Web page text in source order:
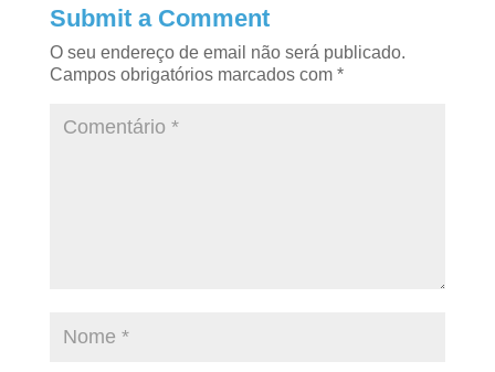
Submit a Comment
O seu endereço de email não será publicado.
Campos obrigatórios marcados com *